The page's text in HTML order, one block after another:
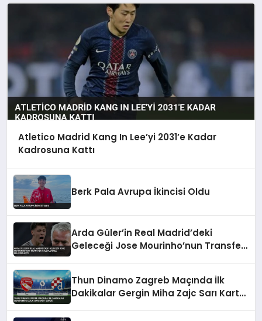
Atletico Madrid Kang In Lee’yi 2031’e Kadar
Kadrosuna Kattı
Berk Pala Avrupa İkincisi Oldu
Arda Güler’in Real Madrid’deki
Geleceği Jose Mourinho’nun Transfer
Thun Dinamo Zagreb Maçında İlk
Dakikalar Gergin Miha Zajc Sarı Kart